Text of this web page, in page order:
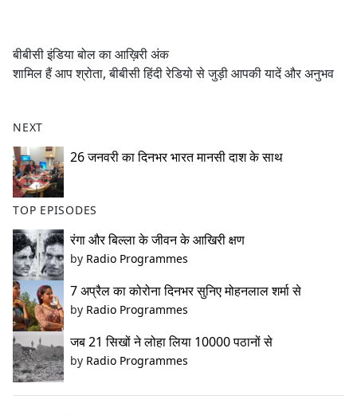
b
o
बीबीसी इंडिया बोल का आख़िरी अंक
शामिल हैं आप श्रोता, बीबीसी हिंदी रेडियो से जुड़ी आपकी यादें और अनुभव
NEXT
26 जनवरी का दिनभर भारत मानसी दाश के साथ
TOP EPISODES
रंगा और बिल्ला के जीवन के आखिरी क्षण
by Radio Programmes
7 अप्रैल का कोरोना दिनभर सुनिए मोहनलाल शर्मा से
by Radio Programmes
जब 21 सिखों ने लोहा लिया 10000 पठानों से
by Radio Programmes